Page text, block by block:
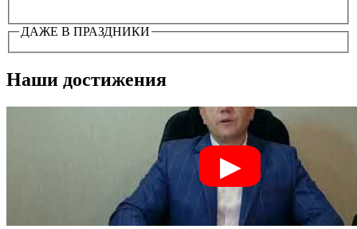
ДАЖЕ В ПРАЗДНИКИ
Наши достижения